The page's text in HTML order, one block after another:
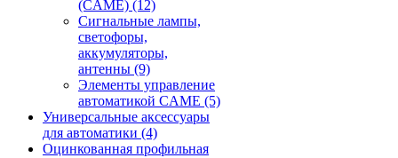
(CAME) (12)
Сигнальные лампы,
светофоры,
аккумуляторы,
антенны (9)
Элементы управление
автоматикой CAME (5)
Универсальные аксессуары
для автоматики (4)
Оцинкованная профильная